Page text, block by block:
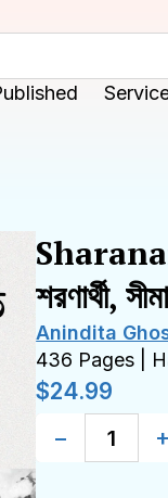
শরণার্থী,
Anindita
436 Pages |
$24.99
− +